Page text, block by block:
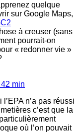
quelque
sur Google Maps,
à creuser (sans
pourrait-on
« redonner vie »
min
n’a pas réussi
c’est que la
où l’on pouvait